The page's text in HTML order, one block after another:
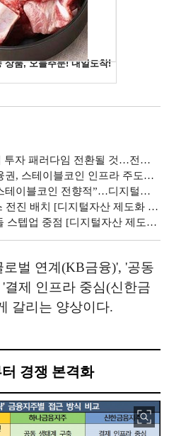
러다임 전환될 것…전통금융의 시간"
프라 주도권 '흔들' [스테이블코인 新지형도 ①]
인 전향적”…디지털자산 입법 속도전
[디지털자산 제도화 채비 거래소 별 전략]
[디지털자산 제도화 채비 거래소 별 전략]
벌 연계(KB금융)', '공동
제 인프라 중심(신한금
갈리는 양상이다.
경쟁 본격화